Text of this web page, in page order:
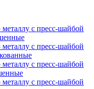
с пресс-шайбой
с пресс-шайбой
с пресс-шайбой
с пресс-шайбой